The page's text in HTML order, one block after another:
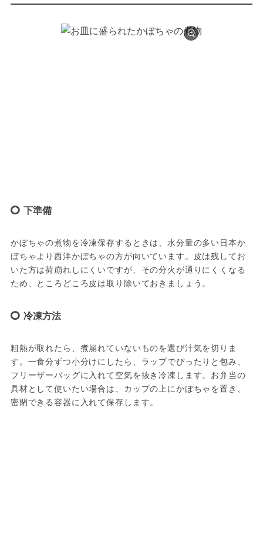
下準備
かぼちゃの煮物を冷凍保存するときは、水分量の多い日本か
ぼちゃより西洋かぼちゃの方が向いています。皮は残してお
いた方は荷崩れしにくいですが、その分火が通りにくくなる
ため、ところどころ皮は取り除いておきましょう。
冷凍方法
粗熱が取れたら、煮崩れていないものを選び汁気を切りま
す。一食分ずつ小分けにしたら、ラップでぴったりと包み、
フリーザーバッグに入れて空気を抜き冷凍します。お弁当の
具材として使いたい場合は、カップの上にかぼちゃを置き、
密閉できる容器に入れて保存します。